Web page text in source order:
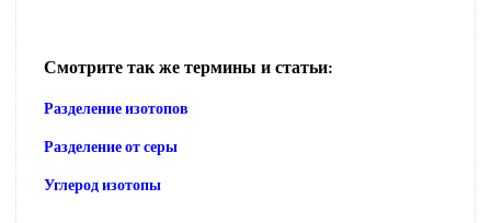
Смотрите так же термины и статьи:
Разделение изотопов
Разделение от серы
Углерод изотопы